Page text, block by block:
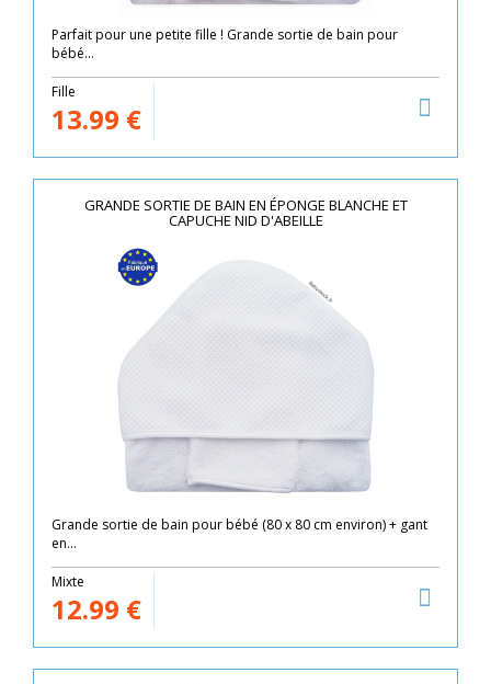
Parfait pour une petite fille ! Grande sortie de bain pour
bébé...
Fille
13.99 €
GRANDE SORTIE DE BAIN EN ÉPONGE BLANCHE ET
CAPUCHE NID D'ABEILLE
Grande sortie de bain pour bébé (80 x 80 cm environ) + gant
en...
Mixte
12.99 €